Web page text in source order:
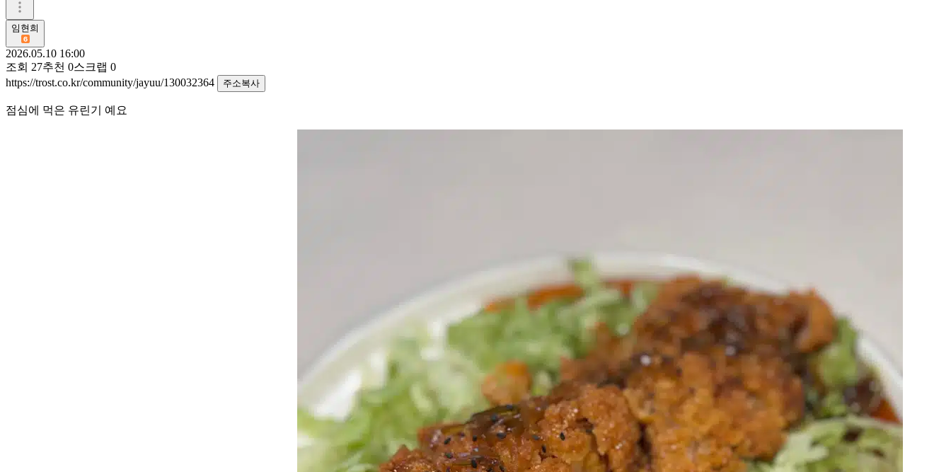
임현희
2026.05.10 16:00
조회 27추천 0스크랩 0
https://trost.co.kr/community/jayuu/130032364
주소복사
점심에 먹은 유린기 예요